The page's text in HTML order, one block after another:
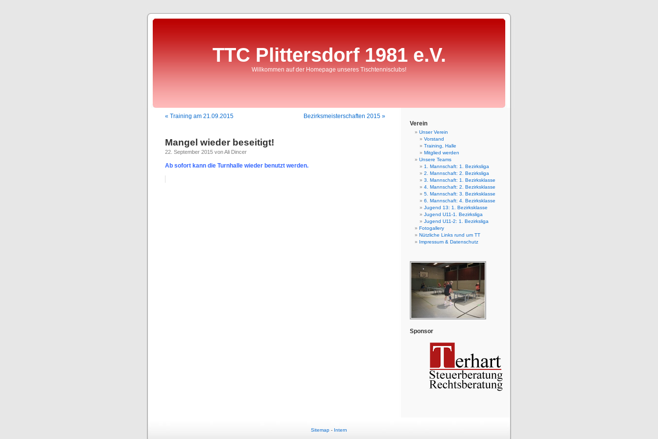
TTC Plittersdorf 1981 e.V.
Willkommen auf der Homepage unseres Tischtennisclubs!
« Training am 21.09.2015 Bezirksmeisterschaften 2015 »
Mangel wieder beseitigt!
22. September 2015 von Ali Dincer
Ab sofort kann die Turnhalle wieder benutzt werden.
Verein
Unser Verein
Vorstand
Training, Halle
Mitglied werden
Unsere Teams
1. Mannschaft: 1. Bezirksliga
2. Mannschaft: 2. Bezirksliga
3. Mannschaft: 1. Bezirksklasse
4. Mannschaft: 2. Bezirksklasse
5. Mannschaft: 3. Bezirksklasse
6. Mannschaft: 4. Bezirksklasse
Jugend 13: 1. Bezirksklasse
Jugend U11-1. Bezirksliga
Jugend U11-2: 1. Bezirksliga
Fotogallery
Nützliche Links rund um TT
Impressum & Datenschutz
Sponsor
Sitemap - Intern